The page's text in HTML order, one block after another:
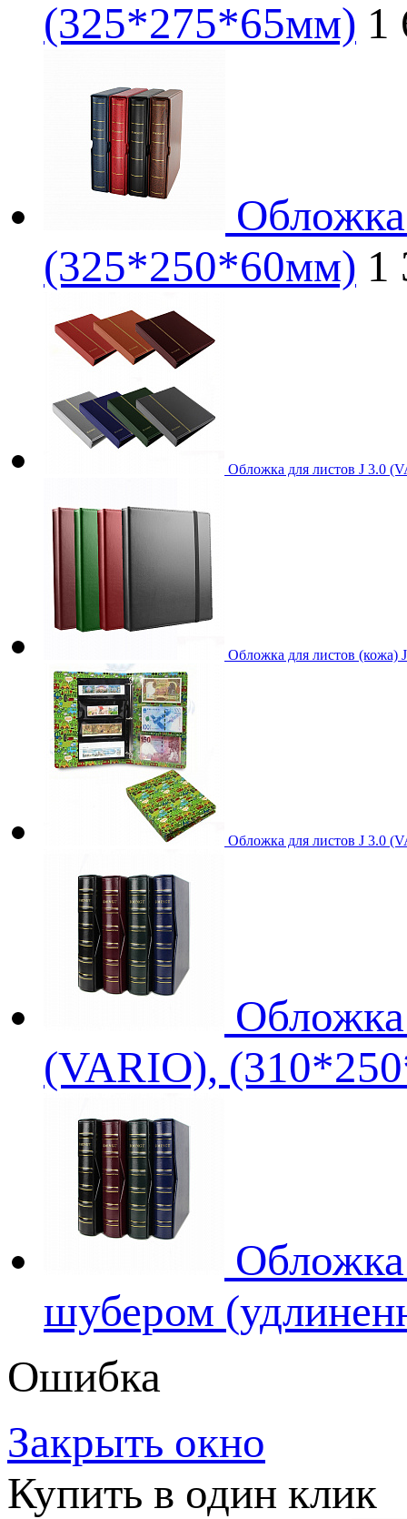
(325*275*65мм) 1
(325*250*60мм) 1
Обложка для листов J 3.0
Обложка для листов
Обложка для листов J 3.0
(VARIO),
шубером
Ошибка
Закрыть окно
Купить в один клик